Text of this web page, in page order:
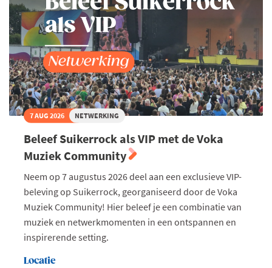
7 AUG 2026 NETWERKING
Beleef Suikerrock als VIP met de Voka
Muziek Community
Neem op 7 augustus 2026 deel aan een exclusieve VIP-
beleving op Suikerrock, georganiseerd door de Voka
Muziek Community! Hier beleef je een combinatie van
muziek en netwerkmomenten in een ontspannen en
inspirerende setting.
Locatie